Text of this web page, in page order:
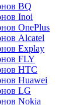
BQ
Inoi
OnePlus
Alcatel
Explay
FLY
HTC
Huawei
LG
Nokia